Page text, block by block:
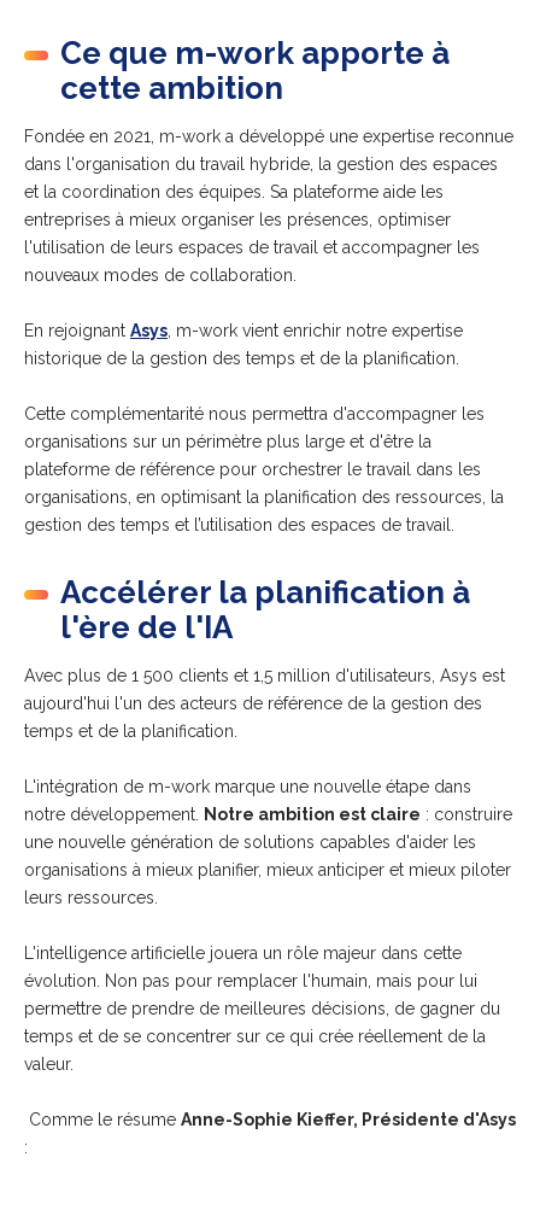
Ce que m-work apporte à
cette ambition
Fondée en 2021, m-work a développé une expertise reconnue
dans l'organisation du travail hybride, la gestion des espaces
et la coordination des équipes. Sa plateforme aide les
entreprises à mieux organiser les présences, optimiser
l'utilisation de leurs espaces de travail et accompagner les
nouveaux modes de collaboration.
En rejoignant Asys , m-work vient enrichir notre expertise
historique de la gestion des temps et de la planification.
Cette complémentarité nous permettra d'accompagner les
organisations sur un périmètre plus large et d'être la
plateforme de référence pour orchestrer le travail dans les
organisations, en optimisant la planification des ressources, la
gestion des temps et l’utilisation des espaces de travail.
Accélérer la planification à
l'ère de l'IA
Avec plus de 1 500 clients et 1,5 million d'utilisateurs, Asys est
aujourd'hui l'un des acteurs de référence de la gestion des
temps et de la planification.
L'intégration de m-work marque une nouvelle étape dans
notre développement. Notre ambition est claire : construire
une nouvelle génération de solutions capables d'aider les
organisations à mieux planifier, mieux anticiper et mieux piloter
leurs ressources.
L'intelligence artificielle jouera un rôle majeur dans cette
évolution.
Non pas pour remplacer l'humain, mais pour lui
permettre de prendre de meilleures décisions, de gagner du
temps et de se concentrer sur ce qui crée réellement de la
valeur.
Comme le résume Anne-Sophie Kieffer, Présidente d'Asys
: